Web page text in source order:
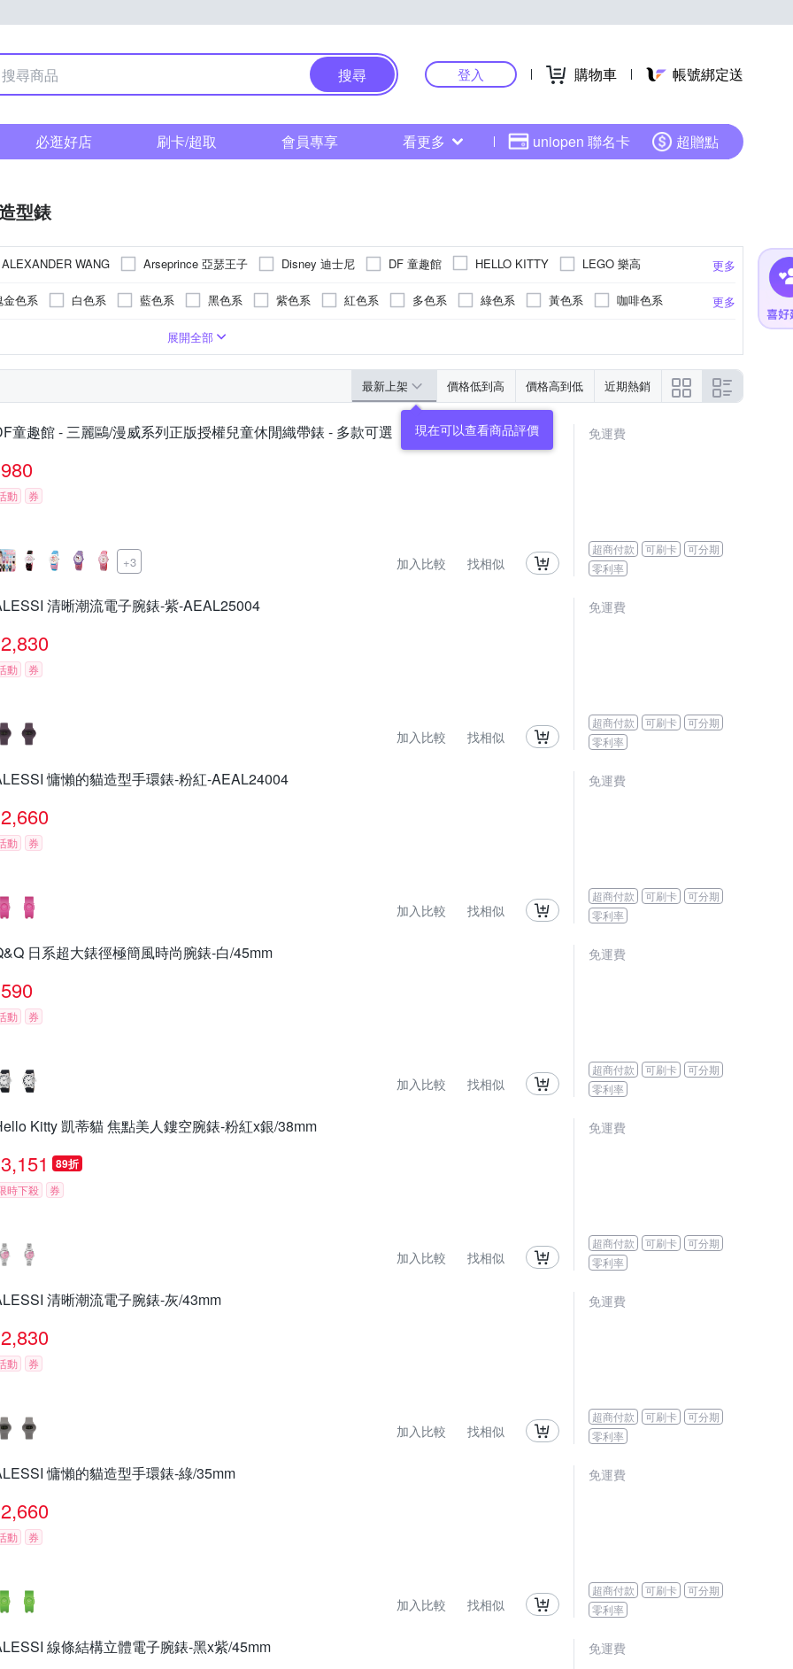
搜尋 登入 購物車 帳號綁定送
必逛好店 刷卡/超取 會員專享 看更多 uniopen 聯名卡 超贈點
型錶
更多
ALEXANDER WANG Arseprince 亞瑟王子 Disney 迪士尼 DF 童趣館 HELLO KITTY
LEGO 樂高
其他品牌
更多
金色系 白色系 藍色系 黑色系 紫色系 紅色系 多色系 綠色系 黃色系 咖啡色系
多色系
橡膠/塑膠/矽膠/樹脂錶帶 皮革錶帶
藍寶石水晶鏡面
無 蝴蝶釦
展開全部
最新上架 價格低到高 價格高到低 近期熱銷
現在可以查看商品評價
童趣館 - 三麗鷗/漫威系列正版授權兒童休閒織帶錶 - 多款可選
980
動 券
+3 加入比較 找相似
免運費
超商付款 可刷卡
可分期
零利率
清晰潮流電子腕錶-紫-AEAL25004
2,830
動 券
加入比較 找相似
免運費
超商付款 可刷卡
可分期
零利率
慵懶的貓造型手環錶-粉紅-AEAL24004
2,660
動 券
加入比較 找相似
免運費
超商付款 可刷卡
可分期
零利率
日系超大錶徑極簡風時尚腕錶-白/45mm
590
動 券
加入比較 找相似
免運費
超商付款 可刷卡
可分期
零利率
Kitty 凱蒂貓 焦點美人鏤空腕錶-粉紅x銀/38mm
3,151 89折
時下殺 券
加入比較 找相似
免運費
超商付款 可刷卡
可分期
零利率
清晰潮流電子腕錶-灰/43mm
2,830
動 券
加入比較 找相似
免運費
超商付款 可刷卡
可分期
零利率
慵懶的貓造型手環錶-綠/35mm
2,660
動 券
加入比較 找相似
免運費
超商付款 可刷卡
可分期
零利率
線條結構立體電子腕錶-黑x紫/45mm 免運費